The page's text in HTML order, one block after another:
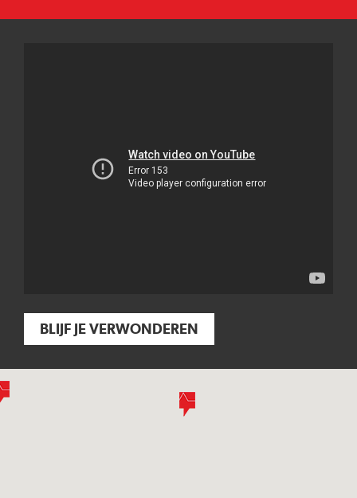
BLIJF JE VERWONDEREN